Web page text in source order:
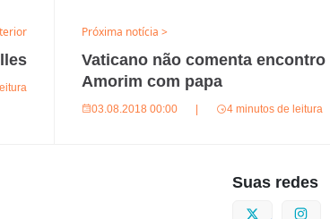
Próxima notícia >
Vaticano não comenta encontro
Amorim com papa
03.08.2018 00:00 4 minutos de leitura
Suas redes
Twitter